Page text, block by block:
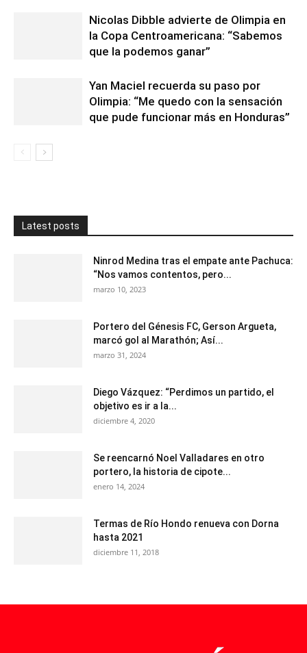
Nicolas Dibble advierte de Olimpia en
la Copa Centroamericana: “Sabemos
que la podemos ganar”
Yan Maciel recuerda su paso por
Olimpia: “Me quedo con la sensación
que pude funcionar más en Honduras”
Latest posts
Ninrod Medina tras el empate ante Pachuca:
“Nos vamos contentos, pero...
marzo 10, 2023
Portero del Génesis FC, Gerson Argueta,
marcó gol al Marathón; Así...
marzo 31, 2024
Diego Vázquez: “Perdimos un partido, el
objetivo es ir a la...
diciembre 4, 2020
Se reencarnó Noel Valladares en otro
portero, la historia de cipote...
enero 14, 2024
Termas de Río Hondo renueva con Dorna
hasta 2021
diciembre 11, 2018